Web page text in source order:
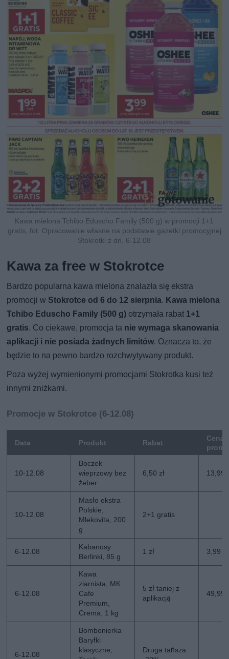
Kawa mielona Tchibo Eduscho Family (500 g) w promocji 1+1
gratis, fot. Opracowanie własne na podstawie gazetki promocyjnej
Stokrotki z dn. 6-12.08
Kawa za free w Stokrotce
Bardzo popularna kawa mielona znalazła się ekstra
promocji w Stokrotce od 6 do 12 sierpnia. Kawa mielona
Tchibo Eduscho Family (500 g) otrzymała rabat 1+1
gratis. Co ciekawe, promocja ta nie wymaga skanowania
aplikacji i nie posiada żadnych limitów. Oznacza to, że
będzie to na pewno bardzo rozchwytywany produkt.
Poza wyżej wymienionymi promocjami Stokrotka kusi też
innymi zniżkami.
Promocje w Stokrotce (6-12.08)
Data Produkt Rabat
Cena
10-12.08
Boczek
wieprzowy bez
żeber
6,50 zł 13,99
10-12.08
Masło ekstra
Polskie,
Mlekovita, 200
g
2+1 gratis
6-12.08
Kabanosy
Berlinki, 85 g
1 zł 3,99
6-12.08
Kawa
ziarnista, MK
Cafe
Premium,
Crema, 1 kg
5 zł taniej z
aplikacją
49,99
6-12.08
Bombonierka
Baryłki
klasyczne,
Druga tańsza